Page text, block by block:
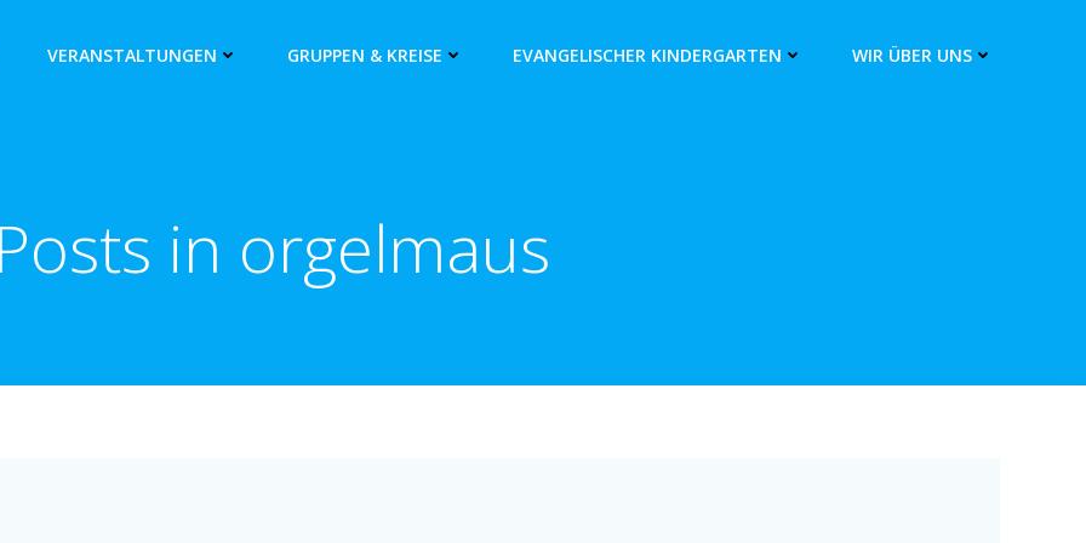
VERANSTALTUNGEN GRUPPEN & KREISE EVANGELISCHER KINDERGARTEN WIR ÜBER UNS
Posts in orgelmaus